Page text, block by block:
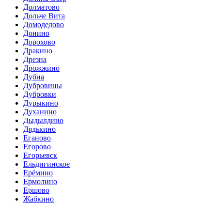
Долматово
Дольче Вита
Домодедово
Донино
Дорохово
Дракино
Дрезна
Дрожжино
Дубна
Дубровицы
Дубровки
Дурыкино
Духанино
Дыдылдино
Дядькино
Еганово
Егорово
Егорьевск
Ельдигинское
Ерёмино
Ермолино
Ершово
Жабкино